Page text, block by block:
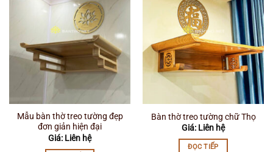
Mẫu bàn thờ treo tường đẹp
đơn giản hiện đại
Giá: Liên hệ
Bàn thờ treo tường chữ Thọ
Giá: Liên hệ
ĐỌC TIẾP